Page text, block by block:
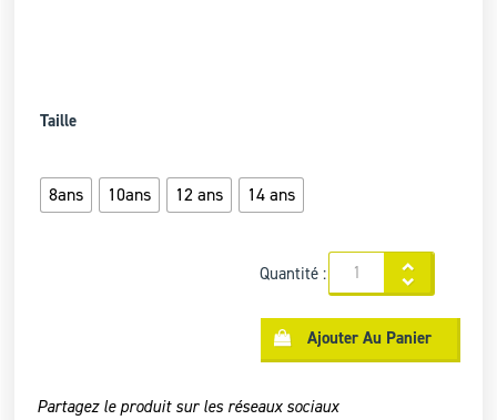
Taille
8ans 10ans 12 ans 14 ans
Quantité :
Ajouter Au Panier
Partagez le produit sur les réseaux sociaux